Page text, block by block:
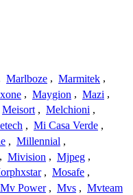
Marlboze , Marmitek ,
, Maygion , Mazi ,
Meisort , Melchioni ,
, Mi Casa Verde ,
, Millennial ,
, Mivision , Mjpeg ,
, Mosafe ,
Mv Power , Mvs , Mvteam